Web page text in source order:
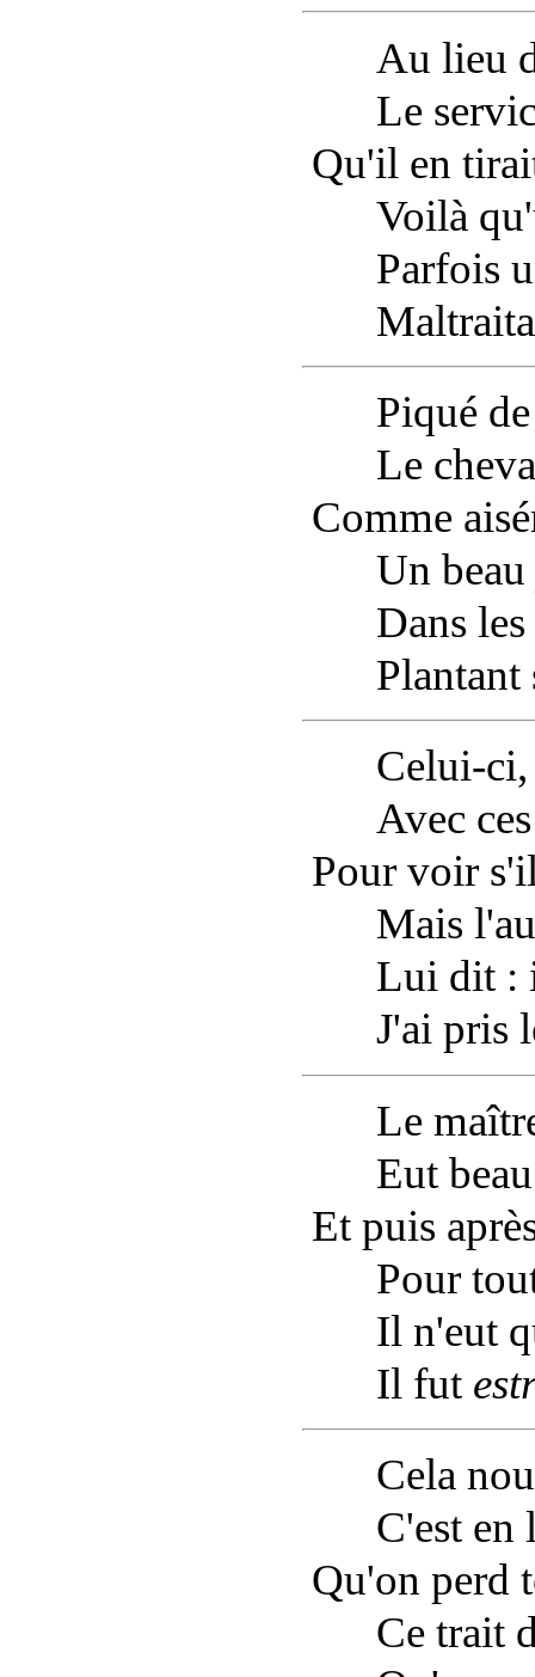
Au lieu
Le
Qu'il en
Voilà
Parfois
Maltraita
Piqué de
Le cheval
Comme
Un beau
Dans les
Plantant
Celui-ci,
Avec ces
Pour voir
Mais
Lui dit : il
J'ai pris
Le
Eut beau
Et puis
Pour
Il n'eut
Il fut
Cela
C'est en
Qu'on perd
Ce trait